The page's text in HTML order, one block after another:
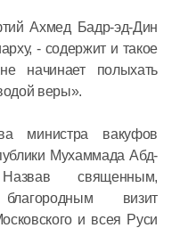
Ахмед Бадр-эд-Дин
- содержит и такое
начинает полыхать
веры».
министра вакуфов
Мухаммада Абд-
священным,
визит
и всея Руси